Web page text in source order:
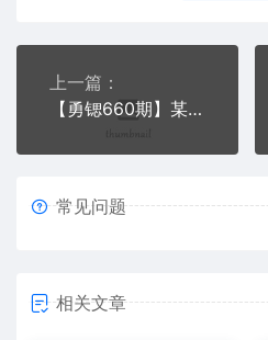
上一篇：
【勇锶660期】某社群内部VIP课程《收钱文案绝学2.0实操版》+《裂变式成交绝学2.0实操版》
常见问题
相关文章